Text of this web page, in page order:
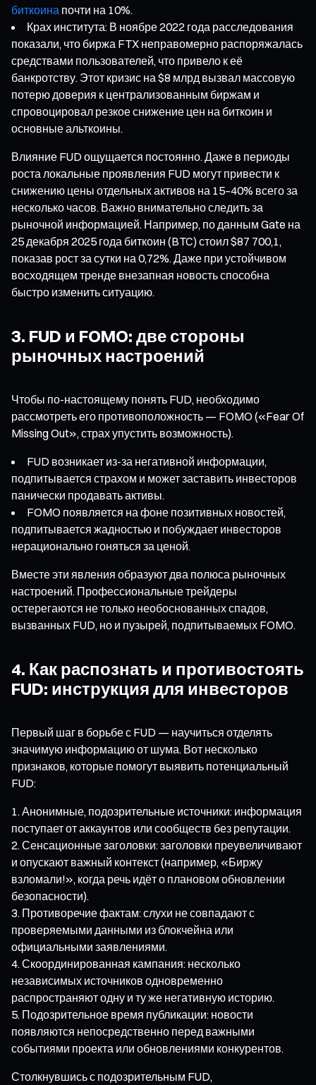
биткоина почти на 10%.
Крах института: В ноябре 2022 года расследования
показали, что биржа FTX неправомерно распоряжалась
средствами пользователей, что привело к её
банкротству. Этот кризис на $8 млрд вызвал массовую
потерю доверия к централизованным биржам и
спровоцировал резкое снижение цен на биткоин и
основные альткоины.
Влияние FUD ощущается постоянно. Даже в периоды
роста локальные проявления FUD могут привести к
снижению цены отдельных активов на 15–40% всего за
несколько часов. Важно внимательно следить за
рыночной информацией. Например, по данным Gate на
25 декабря 2025 года биткоин (BTC) стоил $87 700,1,
показав рост за сутки на 0,72%. Даже при устойчивом
восходящем тренде внезапная новость способна
быстро изменить ситуацию.
3. FUD и FOMO: две стороны
рыночных настроений
Чтобы по-настоящему понять FUD, необходимо
рассмотреть его противоположность — FOMO («Fear Of
Missing Out», страх упустить возможность).
FUD возникает из-за негативной информации,
подпитывается страхом и может заставить инвесторов
панически продавать активы.
FOMO появляется на фоне позитивных новостей,
подпитывается жадностью и побуждает инвесторов
нерационально гоняться за ценой.
Вместе эти явления образуют два полюса рыночных
настроений. Профессиональные трейдеры
остерегаются не только необоснованных спадов,
вызванных FUD, но и пузырей, подпитываемых FOMO.
4. Как распознать и противостоять
FUD: инструкция для инвесторов
Первый шаг в борьбе с FUD — научиться отделять
значимую информацию от шума. Вот несколько
признаков, которые помогут выявить потенциальный
FUD:
Анонимные, подозрительные источники: информация
поступает от аккаунтов или сообществ без репутации.
Сенсационные заголовки: заголовки преувеличивают
и опускают важный контекст (например, «Биржу
взломали!», когда речь идёт о плановом обновлении
безопасности).
Противоречие фактам: слухи не совпадают с
проверяемыми данными из блокчейна или
официальными заявлениями.
Скоординированная кампания: несколько
независимых источников одновременно
распространяют одну и ту же негативную историю.
Подозрительное время публикации: новости
появляются непосредственно перед важными
событиями проекта или обновлениями конкурентов.
Столкнувшись с подозрительным FUD,